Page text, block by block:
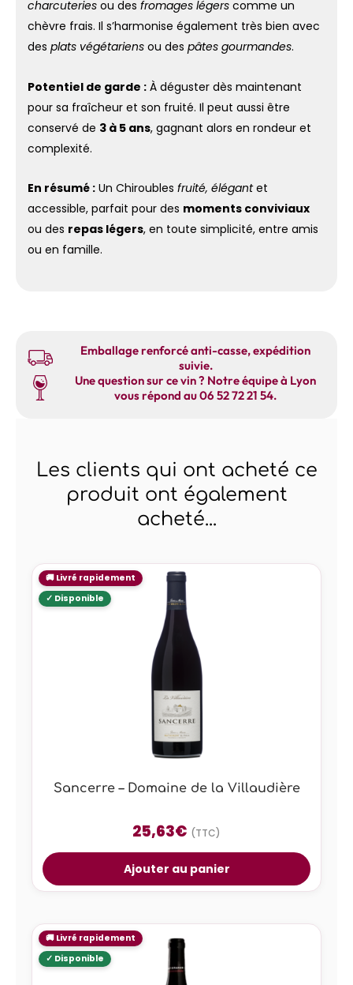
charcuteries ou des fromages légers comme un
chèvre frais. Il s’harmonise également très bien avec
des plats végétariens ou des pâtes gourmandes.
Potentiel de garde : À déguster dès maintenant
pour sa fraîcheur et son fruité. Il peut aussi être
conservé de 3 à 5 ans, gagnant alors en rondeur et
complexité.
En résumé : Un Chiroubles fruité, élégantet
accessible, parfait pour des moments conviviaux
ou des repas légers, en toute simplicité, entre amis
ou en famille.
Emballage renforcé anti-casse, expédition
suivie.
Une question sur ce vin ? Notre équipe à Lyon
vous répond au 06 52 72 21 54.
Les clients qui ont acheté ce
produit ont également
acheté...
Sancerre – Domaine de la Villaudière
25,63€ (TTC)
Ajouter au panier